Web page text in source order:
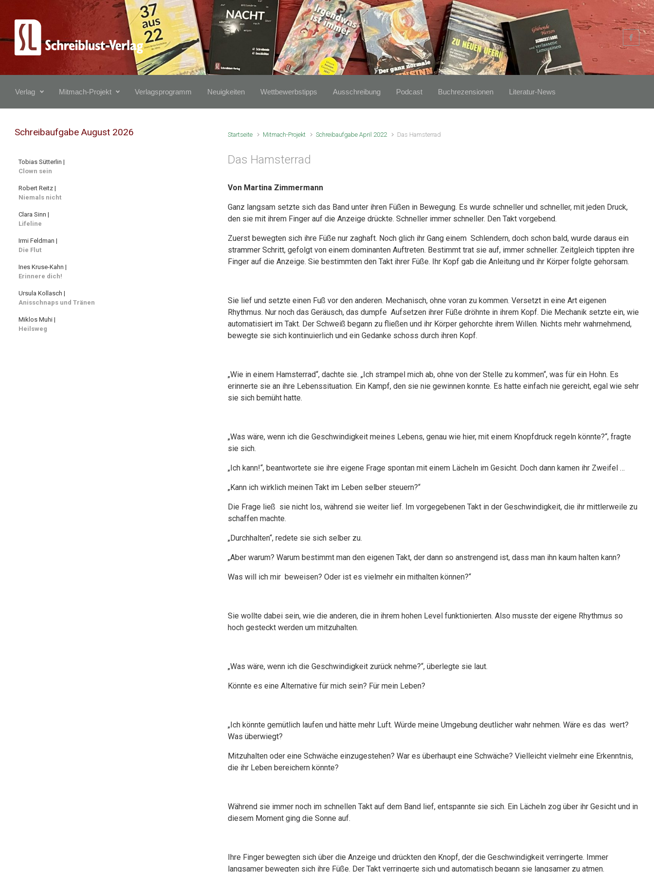
Zum Hauptinhalt springen
Verlag Mitmach-Projekt Verlagsprogramm Neuigkeiten Wettbewerbstipps Ausschreibung Podcast Buchrezensionen Literatur-News
Startseite Mitmach-Projekt Schreibaufgabe April 2022 Das Hamsterrad
Das Hamsterrad
Von Martina Zimmermann
Ganz langsam setzte sich das Band unter ihren Füßen in Bewegung. Es wurde schneller und schneller, mit jeden Druck,
den sie mit ihrem Finger auf die Anzeige drückte. Schneller immer schneller. Den Takt vorgebend.
Zuerst bewegten sich ihre Füße nur zaghaft. Noch glich ihr Gang einem Schlendern, doch schon bald, wurde daraus ein
strammer Schritt, gefolgt von einem dominanten Auftreten. Bestimmt trat sie auf, immer schneller. Zeitgleich tippten ihre
Finger auf die Anzeige. Sie bestimmten den Takt ihrer Füße. Ihr Kopf gab die Anleitung und ihr Körper folgte gehorsam.
Sie lief und setzte einen Fuß vor den anderen. Mechanisch, ohne voran zu kommen. Versetzt in eine Art eigenen
Rhythmus. Nur noch das Geräusch, das dumpfe Aufsetzen ihrer Füße dröhnte in ihrem Kopf. Die Mechanik setzte ein, wie
automatisiert im Takt. Der Schweiß begann zu fließen und ihr Körper gehorchte ihrem Willen. Nichts mehr wahrnehmend,
bewegte sie sich kontinuierlich und ein Gedanke schoss durch ihren Kopf.
„Wie in einem Hamsterrad“, dachte sie. „Ich strampel mich ab, ohne von der Stelle zu kommen“, was für ein Hohn. Es
erinnerte sie an ihre Lebenssituation. Ein Kampf, den sie nie gewinnen konnte. Es hatte einfach nie gereicht, egal wie sehr
sie sich bemüht hatte.
„Was wäre, wenn ich die Geschwindigkeit meines Lebens, genau wie hier, mit einem Knopfdruck regeln könnte?“, fragte
sie sich.
„Ich kann!“, beantwortete sie ihre eigene Frage spontan mit einem Lächeln im Gesicht. Doch dann kamen ihr Zweifel …
„Kann ich wirklich meinen Takt im Leben selber steuern?“
Die Frage ließ sie nicht los, während sie weiter lief. Im vorgegebenen Takt in der Geschwindigkeit, die ihr mittlerweile zu
schaffen machte.
„Durchhalten“, redete sie sich selber zu.
„Aber warum? Warum bestimmt man den eigenen Takt, der dann so anstrengend ist, dass man ihn kaum halten kann?
Was will ich mir beweisen? Oder ist es vielmehr ein mithalten können?“
Sie wollte dabei sein, wie die anderen, die in ihrem hohen Level funktionierten. Also musste der eigene Rhythmus so
hoch gesteckt werden um mitzuhalten.
„Was wäre, wenn ich die Geschwindigkeit zurück nehme?“, überlegte sie laut.
Könnte es eine Alternative für mich sein? Für mein Leben?
„Ich könnte gemütlich laufen und hätte mehr Luft. Würde meine Umgebung deutlicher wahr nehmen. Wäre es das wert?
Was überwiegt?
Mitzuhalten oder eine Schwäche einzugestehen? War es überhaupt eine Schwäche? Vielleicht vielmehr eine Erkenntnis,
die ihr Leben bereichern könnte?
Während sie immer noch im schnellen Takt auf dem Band lief, entspannte sie sich. Ein Lächeln zog über ihr Gesicht und in
diesem Moment ging die Sonne auf.
Ihre Finger bewegten sich über die Anzeige und drückten den Knopf, der die Geschwindigkeit verringerte. Immer
langsamer bewegten sich ihre Füße. Der Takt verringerte sich und automatisch begann sie langsamer zu atmen.
Schreibaufgabe August 2026
Tobias Sütterlin |
Clown sein
Robert Reitz |
Niemals nicht
Clara Sinn |
Lifeline
Irmi Feldman |
Die Flut
Ines Kruse-Kahn |
Erinnere dich!
Ursula Kollasch |
Anisschnaps und Tränen
Miklos Muhi |
Heilsweg